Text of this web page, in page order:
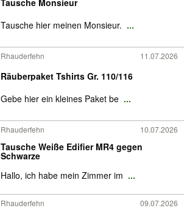
Tausche Monsieur
Tausche hier meinen Monsieur. ...
Rhauderfehn 11.07.2026
Räuberpaket Tshirts Gr. 110/116
Gebe hier ein kleines Paket be ...
Rhauderfehn 10.07.2026
Tausche Weiße Edifier MR4 gegen
Schwarze
Hallo, ich habe mein Zimmer im ...
Rhauderfehn 09.07.2026